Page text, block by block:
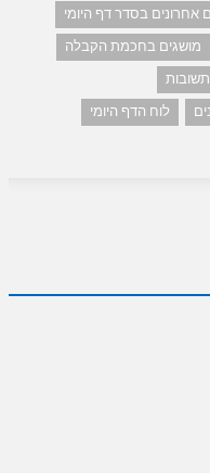
אחרונים בסדר דף היומי
מושגים בחכמת הקבלה
לוח הדף היומי